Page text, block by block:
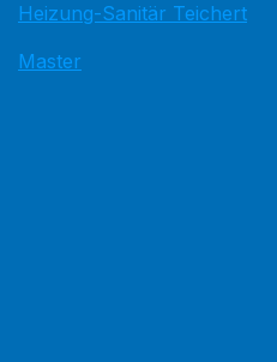
Heizung-Sanitär Teichert
Master